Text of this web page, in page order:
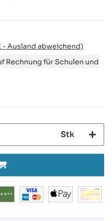
- Ausland abweichend)
Rechnung für Schulen und
Stk